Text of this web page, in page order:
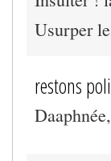
Usurper
restons